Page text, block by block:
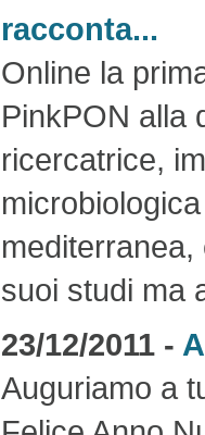
racconta...
Online la
PinkPON alla
ricercatrice,
suoi studi ma
23/12/2011 -
Auguriamo a